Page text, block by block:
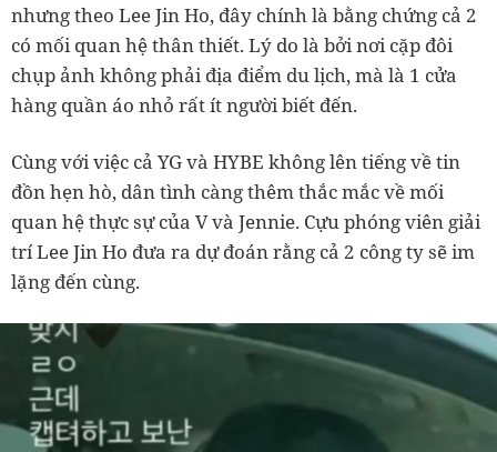
nhưng theo Lee Jin Ho, đây chính là bằng chứng cả 2
có mối quan hệ thân thiết. Lý do là bởi nơi cặp đôi
chụp ảnh không phải địa điểm du lịch, mà là 1 cửa
hàng quần áo nhỏ rất ít người biết đến.
Cùng với việc cả YG và HYBE không lên tiếng về tin
đồn hẹn hò, dân tình càng thêm thắc mắc về mối
quan hệ thực sự của V và Jennie. Cựu phóng viên giải
trí Lee Jin Ho đưa ra dự đoán rằng cả 2 công ty sẽ im
lặng đến cùng.